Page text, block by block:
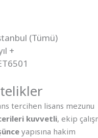
(Tümü)
+
tercihen lisans mezunu
kuvvetli, ekip
yapısına hakim